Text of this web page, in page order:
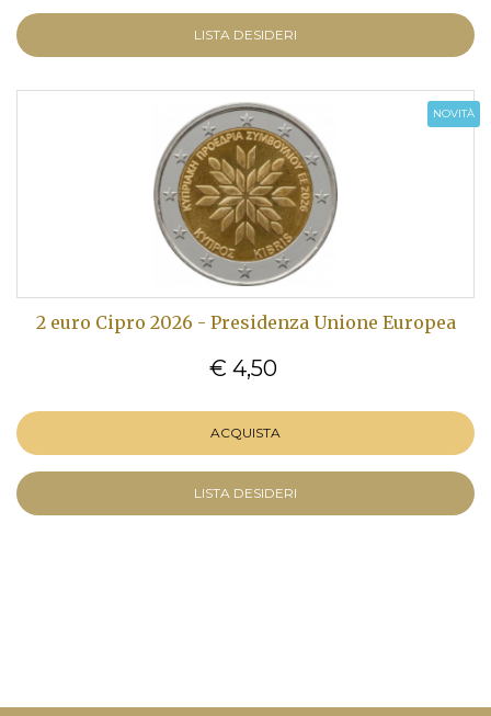
LISTA DESIDERI
NOVITÀ
2 euro Cipro 2026 - Presidenza Unione Europea
€ 4,50
ACQUISTA
LISTA DESIDERI